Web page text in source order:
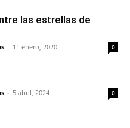
las estrellas de
- 11 enero, 2020 0
- 5 abril, 2024 0